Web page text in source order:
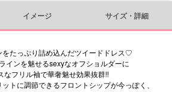
イメージ サイズ・詳細
をたっぷり詰め込んだツイードドレス♡
インを魅せるsexyなオフショルダーに
なフリル袖で華奢魅せ効果抜群!!
トに調節できるフロントシップが今っぽく、